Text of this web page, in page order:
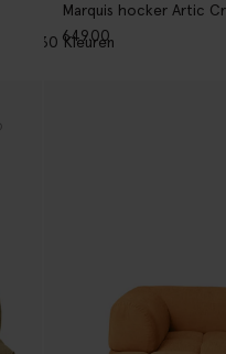
Marquis hocker Artic
649.00
30 Kleuren